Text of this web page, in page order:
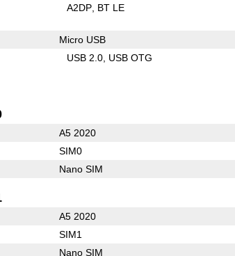
A2DP BT LE
Micro USB
USB 2.0 USB OTG
A5 2020
SIM0
Nano SIM
A5 2020
SIM1
Nano SIM